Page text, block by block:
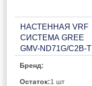
НАСТЕННАЯ VRF
СИСТЕМА GREE
GMV-ND71G/C2B-T
Бренд:
Остаток:1 шт